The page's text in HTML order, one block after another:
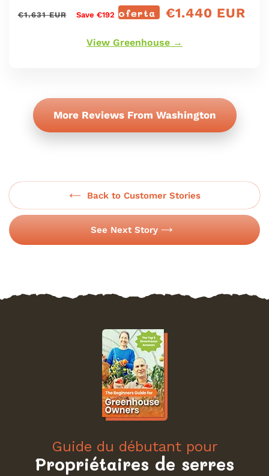
Prix
€1.631 EUR Save €192 oferta
precio
oferta
€1.440 EUR
View Greenhouse →
More Reviews From Washington
Back to Customer Stories
See Next Story
Guide du débutant pour
Propriétaires de serres